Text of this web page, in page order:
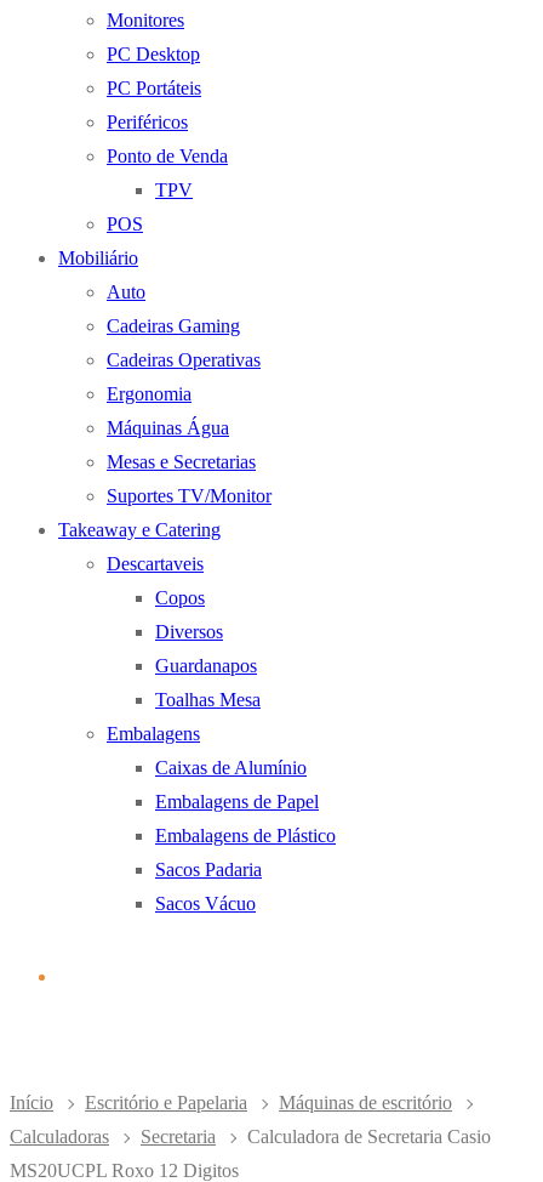
Monitores
PC Desktop
PC Portáteis
Periféricos
Ponto de Venda
TPV
POS
Mobiliário
Auto
Cadeiras Gaming
Cadeiras Operativas
Ergonomia
Máquinas Água
Mesas e Secretarias
Suportes TV/Monitor
Takeaway e Catering
Descartaveis
Copos
Diversos
Guardanapos
Toalhas Mesa
Embalagens
Caixas de Alumínio
Embalagens de Papel
Embalagens de Plástico
Sacos Padaria
Sacos Vácuo
Início Escritório e Papelaria
Máquinas de escritório
Calculadoras
Secretaria
Calculadora de Secretaria Casio
MS20UCPL Roxo 12 Digitos